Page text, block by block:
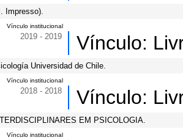
Impresso).
Vínculo institucional
2019 - 2019 Vínculo:
Universidad de Chile.
Vínculo institucional
2018 - 2018 Vínculo:
EM PSICOLOGIA.
Vínculo institucional